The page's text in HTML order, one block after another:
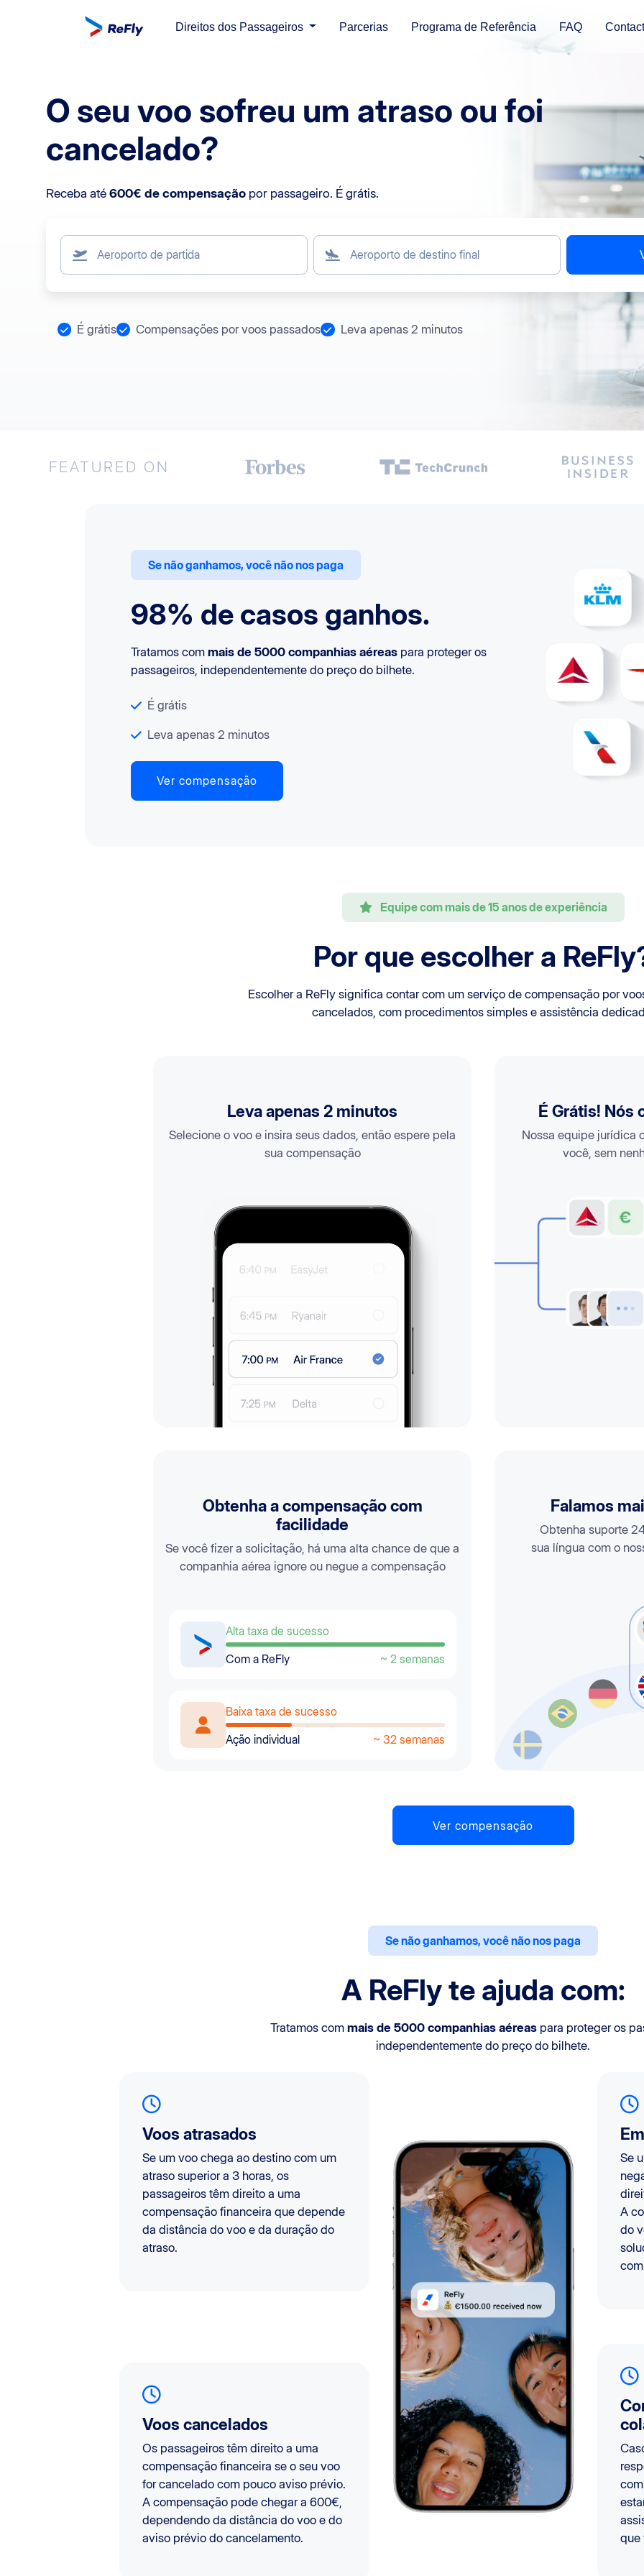
Direitos dos Passageiros Parcerias Programa de Referência FAQ
O seu voo sofreu um atraso ou foi
cancelado?
Receba até600€ de compensação por passageiro. É grátis.
É grátis Compensações por voos passados Leva apenas 2 minutos
FEATURED ON
Se não ganhamos, você não nos paga
98% de casos ganhos.
Tratamos com mais de 5000 companhias aéreas para proteger os
passageiros, independentemente do preço do bilhete.
É grátis
Leva apenas 2 minutos
Ver compensação
Equipe com mais de 15 anos de experiência
Por que escolher a
Escolher a ReFly significa contar com um serviço de compensação por
cancelados, com procedimentos simples e assistência
É Grátis! Nós
Nossa equipe jurídica
você, sem
Leva apenas 2 minutos
Selecione o voo e insira seus dados, então espere pela
sua compensação
Obtenha a compensação com
facilidade
Se você fizer a solicitação, há uma alta chance de que a
companhia aérea ignore ou negue a compensação
Alta taxa de sucesso
Com a ReFly
~ 2 semanas
Baixa taxa de sucesso
Ação individual
~ 32 semanas
Falamos
Obtenha suporte
sua língua com o
Ver compensação
Se não ganhamos, você não nos paga
A ReFly te ajuda com:
Tratamos com mais de 5000 companhias aéreas para proteger os
independentemente do preço do bilhete.
Voos atrasados
Se um voo chega ao destino com um
atraso superior a 3 horas, os
passageiros têm direito a uma
compensação financeira que depende
da distância do voo e da duração do
atraso.
Voos cancelados
Os passageiros têm direito a uma
compensação financeira se o seu voo
for cancelado com pouco aviso prévio.
A compensação pode chegar a 600€,
dependendo da distância do voo e do
aviso prévio do cancelamento.
Se
A
do
que